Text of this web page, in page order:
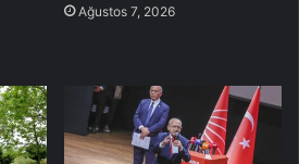
Ağustos 7, 2026